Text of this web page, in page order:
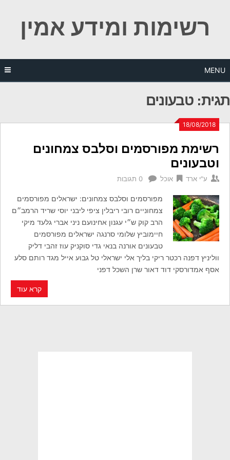
contentרשימות ומידע אמין
MENU
תגית:טבעונים
18/08/2018
רשימת מפורסמים וסלבס צמחונים
וטבעונים
ע"י ארד אוכל 0 תגובות
מפורסמים וסלבס צמחונים: ישראלים מפורסמים
צמחוניים רובי ריבלין ציפי ליבני יוסי שריד הרמב״ם
הרב קוק ש״י עגנון אחינועם ניני אברי גלעד מיקי
חיימוביץ שלומי סרנגה ישראלים מפורסמים
טבעונים אורנה בנאי גדי סוקניק עוז זהבי דליק
ווליניץ דפנה רכטר ריקי בליך אלי ישראלי טל גבוע אייל מגד רותם סלע
אסף אמדורסקי דוד דאור שרן השכל דפני
קרא עוד